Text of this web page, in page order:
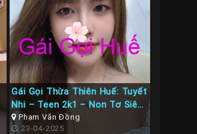
Gái Gọi Thừa Thiên Huế: Tuyết
Nhi – Teen 2k1 – Non Tơ Siêu
Ngon Tình Cảm
Phạm Văn Đồng
23-04-2025